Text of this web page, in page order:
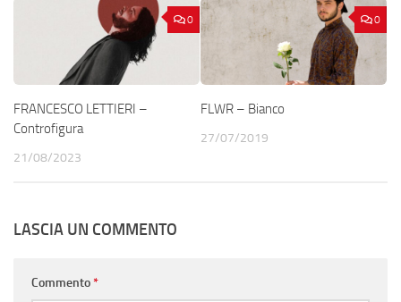
0
FRANCESCO LETTIERI –
Controfigura
21/08/2023
0
FLWR – Bianco
27/07/2019
LASCIA UN COMMENTO
Commento*